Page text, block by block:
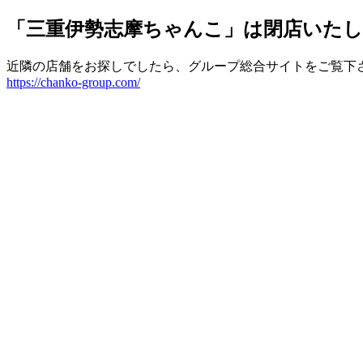
「三重伊勢志摩ちゃんこ」は閉店いたし
近隣の店舗をお探しでしたら、グループ総合サイトをご覧下
https://chanko-group.com/